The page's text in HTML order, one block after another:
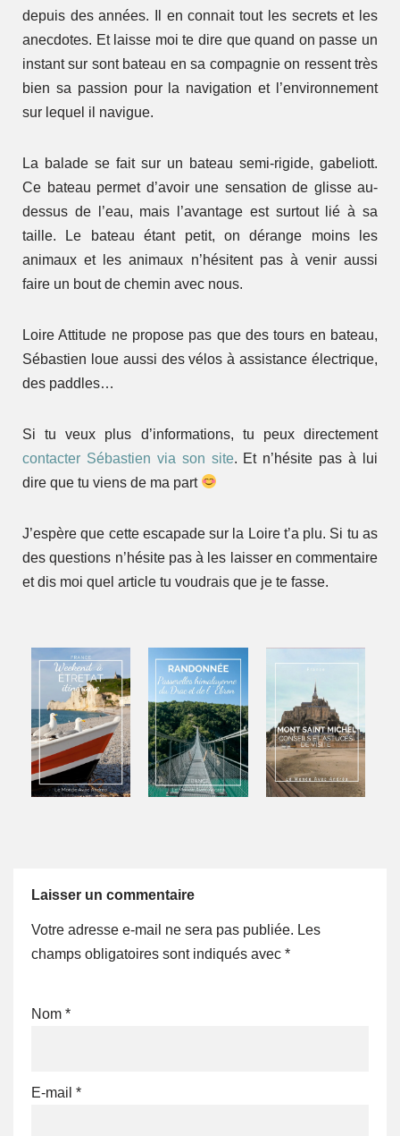
depuis des années. Il en connait tout les secrets et les
anecdotes. Et laisse moi te dire que quand on passe un
instant sur sont bateau en sa compagnie on ressent très
bien sa passion pour la navigation et l’environnement
sur lequel il navigue.
La balade se fait sur un bateau semi-rigide, gabeliott.
Ce bateau permet d’avoir une sensation de glisse au-
dessus de l’eau, mais l’avantage est surtout lié à sa
taille. Le bateau étant petit, on dérange moins les
animaux et les animaux n’hésitent pas à venir aussi
faire un bout de chemin avec nous.
Loire Attitude ne propose pas que des tours en bateau,
Sébastien loue aussi des vélos à assistance électrique,
des paddles…
Si tu veux plus d’informations, tu peux directement
contacter Sébastien via son site. Et n’hésite pas à lui
dire que tu viens de ma part
J’espère que cette escapade sur la Loire t’a plu. Si tu as
des questions n’hésite pas à les laisser en commentaire
et dis moi quel article tu voudrais que je te fasse.
Laisser un commentaire
Votre adresse e-mail ne sera pas publiée. Les
champs obligatoires sont indiqués avec *
Nom *
E-mail *